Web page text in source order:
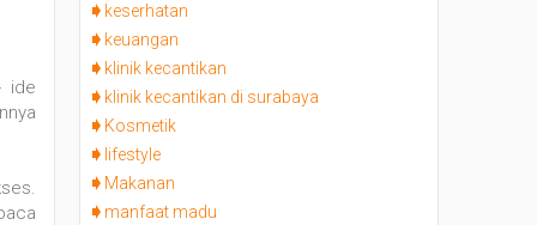
ide
keserhatan
keuangan
klinik kecantikan
klinik kecantikan di surabaya
Kosmetik
lifestyle
Makanan
manfaat madu